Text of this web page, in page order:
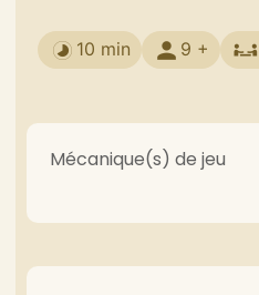
10 min 9 +
Mécanique(s) de jeu